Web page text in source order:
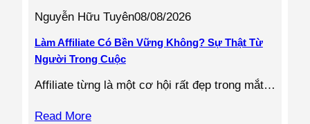
Nguyễn Hữu Tuyên08/08/2026
Làm Affiliate Có Bền Vững Không? Sự Thật Từ
Người Trong Cuộc
Affiliate từng là một cơ hội rất đẹp trong mắt…
Read More